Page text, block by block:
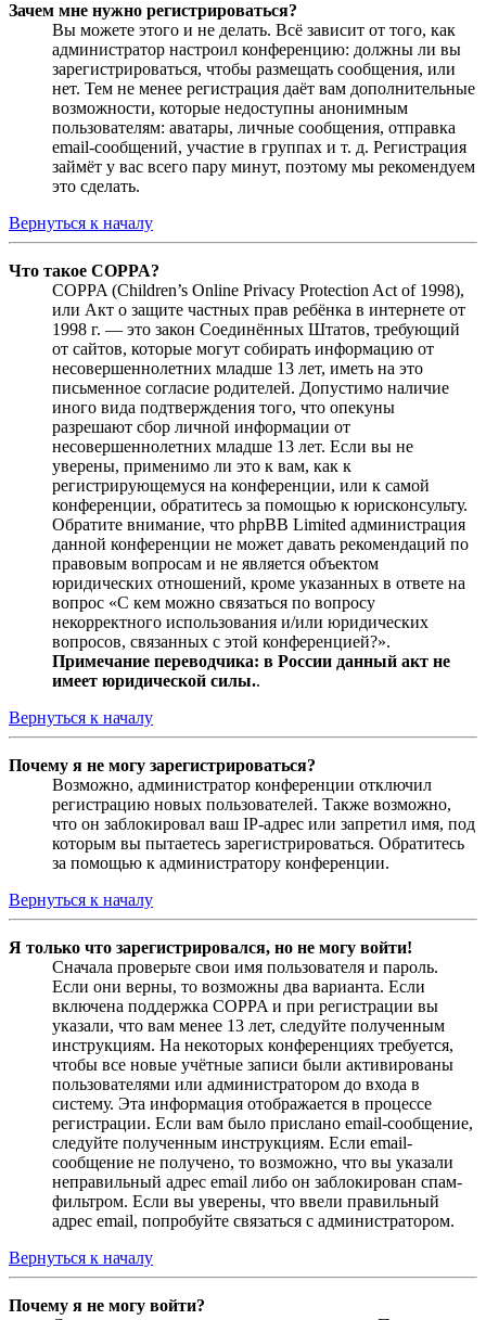
Зачем мне нужно регистрироваться?
Вы можете этого и не делать. Всё зависит от того, как
администратор настроил конференцию: должны ли вы
зарегистрироваться, чтобы размещать сообщения, или
нет. Тем не менее регистрация даёт вам дополнительные
возможности, которые недоступны анонимным
пользователям: аватары, личные сообщения, отправка
email-сообщений, участие в группах и т. д. Регистрация
займёт у вас всего пару минут, поэтому мы рекомендуем
это сделать.
Вернуться к началу
Что такое COPPA?
COPPA (Children’s Online Privacy Protection Act of 1998),
или Акт о защите частных прав ребёнка в интернете от
1998 г. — это закон Соединённых Штатов, требующий
от сайтов, которые могут собирать информацию от
несовершеннолетних младше 13 лет, иметь на это
письменное согласие родителей. Допустимо наличие
иного вида подтверждения того, что опекуны
разрешают сбор личной информации от
несовершеннолетних младше 13 лет. Если вы не
уверены, применимо ли это к вам, как к
регистрирующемуся на конференции, или к самой
конференции, обратитесь за помощью к юрисконсульту.
Обратите внимание, что phpBB Limited администрация
данной конференции не может давать рекомендаций по
правовым вопросам и не является объектом
юридических отношений, кроме указанных в ответе на
вопрос «С кем можно связаться по вопросу
некорректного использования и/или юридических
вопросов, связанных с этой конференцией?».
Примечание переводчика: в России данный акт не
имеет юридической силы..
Вернуться к началу
Почему я не могу зарегистрироваться?
Возможно, администратор конференции отключил
регистрацию новых пользователей. Также возможно,
что он заблокировал ваш IP-адрес или запретил имя, под
которым вы пытаетесь зарегистрироваться. Обратитесь
за помощью к администратору конференции.
Вернуться к началу
Я только что зарегистрировался, но не могу войти!
Сначала проверьте свои имя пользователя и пароль.
Если они верны, то возможны два варианта. Если
включена поддержка COPPA и при регистрации вы
указали, что вам менее 13 лет, следуйте полученным
инструкциям. На некоторых конференциях требуется,
чтобы все новые учётные записи были активированы
пользователями или администратором до входа в
систему. Эта информация отображается в процессе
регистрации. Если вам было прислано email-сообщение,
следуйте полученным инструкциям. Если email-
сообщение не получено, то возможно, что вы указали
неправильный адрес email либо он заблокирован спам-
фильтром. Если вы уверены, что ввели правильный
адрес email, попробуйте связаться с администратором.
Вернуться к началу
Почему я не могу войти?